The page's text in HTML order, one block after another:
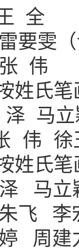
全
雷要雯
张 伟
姓氏笔
泽 马
伟 徐
按姓氏
泽 马
飞
周